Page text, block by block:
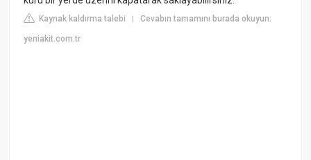
Kaynak kaldırma talebi |Cevabın tamamını burada okuyun:
yeniakit.com.tr